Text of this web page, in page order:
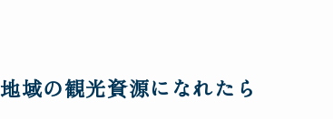
地域の観光資源になれたら